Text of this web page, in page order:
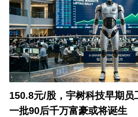
150.8元/股，宇树科技早期员
一批90后千万富豪或将诞生